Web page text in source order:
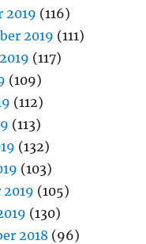
2019 (116)
2019 (111)
(117)
(109)
(112)
(113)
(132)
(103)
2019 (105)
(130)
2018 (96)